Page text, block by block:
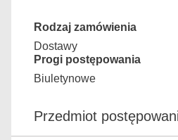
Rodzaj zamówienia
Dostawy
Progi postępowania
Biuletynowe
Przedmiot